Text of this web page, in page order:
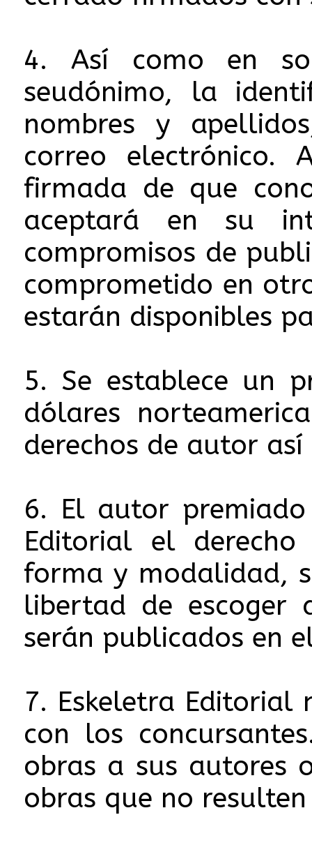
4. Así como en
seudónimo, la
nombres y
correo electrónico.
firmada de que
aceptará en su
compromisos de
comprometido en
estarán disponibles
5. Se establece un
dólares
derechos de autor
6. El autor
Editorial el
forma y modalidad,
libertad de escoger
serán publicados en
7. Eskeletra Editorial
con los
obras a sus autores
obras que no